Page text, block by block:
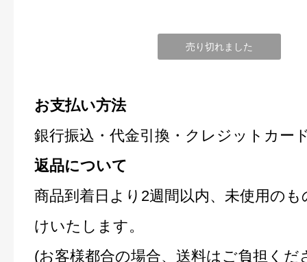
売り切れました
お支払い方法
銀行振込・代金引換・クレジットカー
返品について
商品到着日より2週間以内、未使用の
けいたします。
(お客様都合の場合、送料はご負担くだ